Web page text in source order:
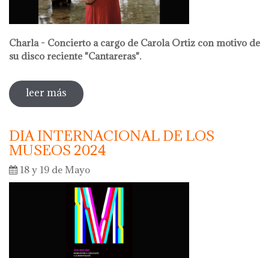
Charla - Concierto a cargo de Carola Ortiz con motivo de
su disco reciente "Cantareras".
leer más sobre la noche de los museos 2024
DIA INTERNACIONAL DE LOS
MUSEOS 2024
18 y 19 de Mayo